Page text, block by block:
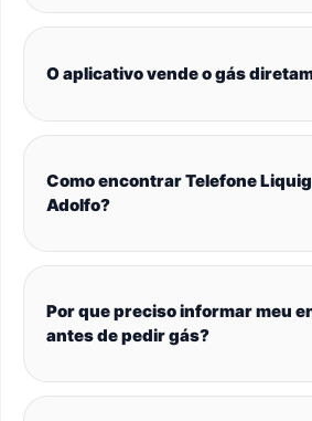
O aplicativo vende o gás
Como encontrar Telefone
Adolfo?
Por que preciso informar meu
antes de pedir gás?